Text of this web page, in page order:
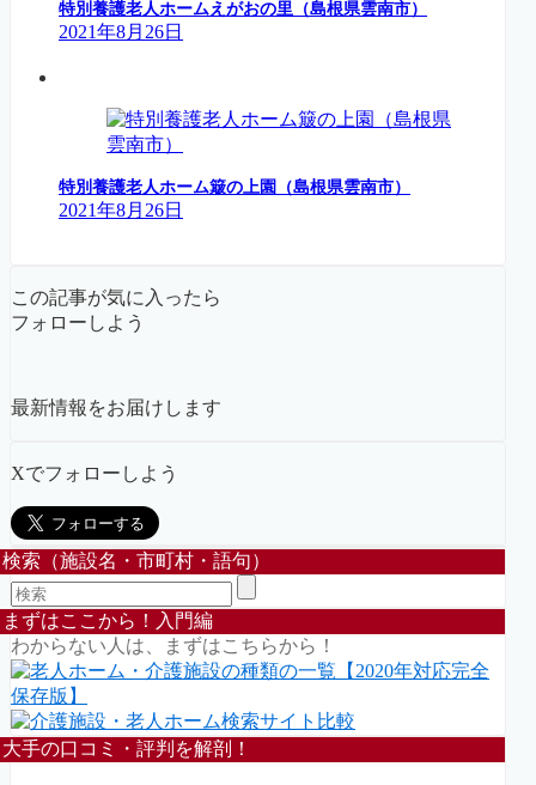
特別養護老人ホームえがおの里（島根県雲南市）
2021年8月26日
特別養護老人ホーム簸の上園（島根県雲南市）
2021年8月26日
この記事が気に入ったら
フォローしよう
最新情報をお届けします
Xでフォローしよう
検索（施設名・市町村・語句）
まずはここから！入門編
わからない人は、まずはこちらから！
大手の口コミ・評判を解剖！